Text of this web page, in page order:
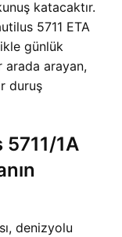
katacaktır.
5711 ETA
günlük
arada arayan,
duruş
1A
denizyolu